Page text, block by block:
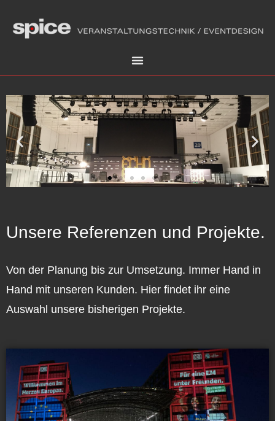
Unsere Referenzen und Projekte.
Von der Planung bis zur Umsetzung. Immer Hand in
Hand mit unseren Kunden. Hier findet ihr eine
Auswahl unsere bisherigen Projekte.